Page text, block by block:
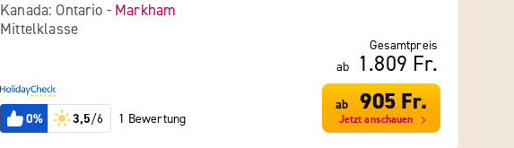
Kanada: Ontario - Markham
Mittelklasse
0% 3,5/6 1 Bewertung
Gesamtpreis
ab
1.809 Fr.
ab 905 Fr.
Jetzt anschauen